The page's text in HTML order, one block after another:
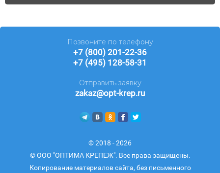
Позвоните по телефону
+7 (800) 201-22-36
+7 (495) 128-58-31
Отправить заявку
zakaz@opt-krep.ru
© 2018 - 2026
© ООО "ОПТИМА КРЕПЕЖ". Все права защищены.
Копирование материалов сайта, без письменного